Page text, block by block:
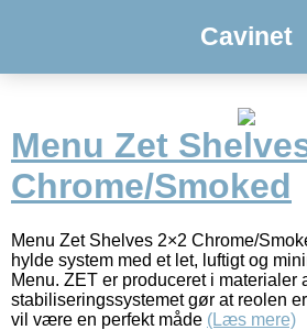
Cavinet
Menu Zet
Chrome/Smoked
Menu Zet Shelves 2×2 Chrome/
hylde system med et let, luftigt og
Menu. ZET er produceret i materialer
stabiliseringssystemet gør at reolen
vil være en perfekt måde (Læs mere)